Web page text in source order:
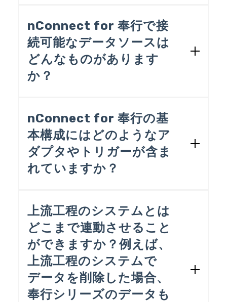
ような「データ連携処理」を作成しま
す。
nConnect for 奉行では（奉行シリーズ用
を除いて）36種類のアダプタを用意して
※OBC受入形式奉行シリーズでそのまま
受け入れ可能なデータ形式。レイアウト
は奉行シリーズで定められています。
する「ファイルトリガー」があります。
また、nConnect for 奉行以外のシステム
からデータ連携処理を起動するための
「アプリケーショントリガー」もありま
す。
リガーは［製品パンフレット］もしく
は、［価格表］ をご覧ください。
ログラムのことを言いますが、nConnect f
or 奉行ではアダプタやマッパーを組み合
わせて作成した「データ連携処理」のこ
とを言います。
nConnect for 奉行はデータ連携処理に必
め、高度なプログラミングの知識を必要
としません。
nConnect for 奉行で接
続可能なデータソースは
どんなものがあります
か？
行 接続先一覧］をご覧ください。基本
構成に含まれるアダプタは［製品パンフ
レット］もしくは、［価格表］をご覧く
ださい。
nConnect for 奉行の基
本構成にはどのようなア
ダプタやトリガーが含ま
れていますか？
は［製品パンフレット］もしくは、
格表］
をご覧ください。
上流工程のシステムとは
どこまで連動させること
ができますか？例えば、
上流工程のシステムで
データを削除した場合、
奉行シリーズのデータも